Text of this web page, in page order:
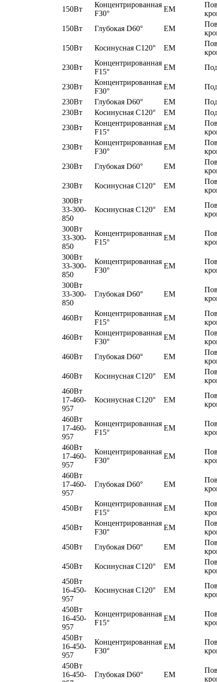
150Вт
Концентрированная
F30°
EM
150Вт
Глубокая D60° EM
150Вт
Косинусная C120° EM
230Вт
Концентрированная
F15°
EM
230Вт
Концентрированная
F30°
EM
230Вт
Глубокая D60° EM
230Вт
Косинусная C120° EM
230Вт
Концентрированная
F15°
EM
230Вт
Концентрированная
F30°
EM
230Вт
Глубокая D60° EM
230Вт
Косинусная C120° EM
300Вт
33-300-
850
Косинусная C120° EM
300Вт
33-300-
850
Концентрированная
F15°
EM
300Вт
33-300-
850
Концентрированная
F30°
EM
300Вт
33-300-
850
Глубокая D60° EM
460Вт
Концентрированная
F15°
EM
460Вт
Концентрированная
F30°
EM
460Вт
Глубокая D60° EM
460Вт
Косинусная C120° EM
460Вт
17-460-
957
Косинусная C120° EM
460Вт
17-460-
957
Концентрированная
F15°
EM
460Вт
17-460-
957
Концентрированная
F30°
EM
460Вт
17-460-
957
Глубокая D60° EM
450Вт
Концентрированная
F15°
EM
450Вт
Концентрированная
F30°
EM
450Вт
Глубокая D60° EM
450Вт
Косинусная C120° EM
450Вт
16-450-
957
Косинусная C120° EM
450Вт
16-450-
957
Концентрированная
F15°
EM
450Вт
16-450-
957
Концентрированная
F30°
EM
450Вт
16-450-
Глубокая D60° EM